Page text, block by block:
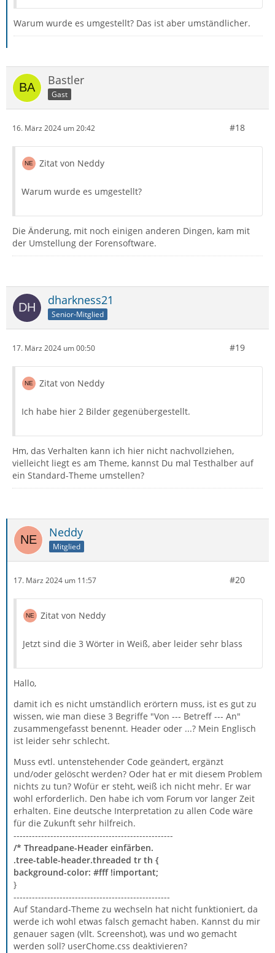
Warum wurde es umgestellt? Das ist aber umständlicher.
Bastler
Gast
16. März 2024 um 20:42 #18
Zitat von Neddy
Warum wurde es umgestellt?
Die Änderung, mit noch einigen anderen Dingen, kam mit
der Umstellung der Forensoftware.
dharkness21
Senior-Mitglied
17. März 2024 um 00:50 #19
Zitat von Neddy
Ich habe hier 2 Bilder gegenübergestellt.
Hm, das Verhalten kann ich hier nicht nachvollziehen,
vielleicht liegt es am Theme, kannst Du mal Testhalber auf
ein Standard-Theme umstellen?
Neddy
Mitglied
17. März 2024 um 11:57 #20
Zitat von Neddy
Jetzt sind die 3 Wörter in Weiß, aber leider sehr blass
Hallo,
damit ich es nicht umständlich erörtern muss, ist es gut zu
wissen, wie man diese 3 Begriffe "Von --- Betreff --- An"
zusammengefasst benennt. Header oder ...? Mein Englisch
ist leider sehr schlecht.
Muss evtl. untenstehender Code geändert, ergänzt
und/oder gelöscht werden? Oder hat er mit diesem Problem
nichts zu tun? Wofür er steht, weiß ich nicht mehr. Er war
wohl erforderlich. Den habe ich vom Forum vor langer Zeit
erhalten. Eine deutsche Interpretation zu allen Code wäre
für die Zukunft sehr hilfreich.
----------------------------------------------------
/* Threadpane-Header einfärben.
.tree-table-header.threaded tr th {
background-color: #fff !important;
}
---------------------------------------------------
Auf Standard-Theme zu wechseln hat nicht funktioniert, da
werde ich wohl etwas falsch gemacht haben. Kannst du mir
genauer sagen (vllt. Screenshot), was und wo gemacht
werden soll? userChome.css deaktivieren?